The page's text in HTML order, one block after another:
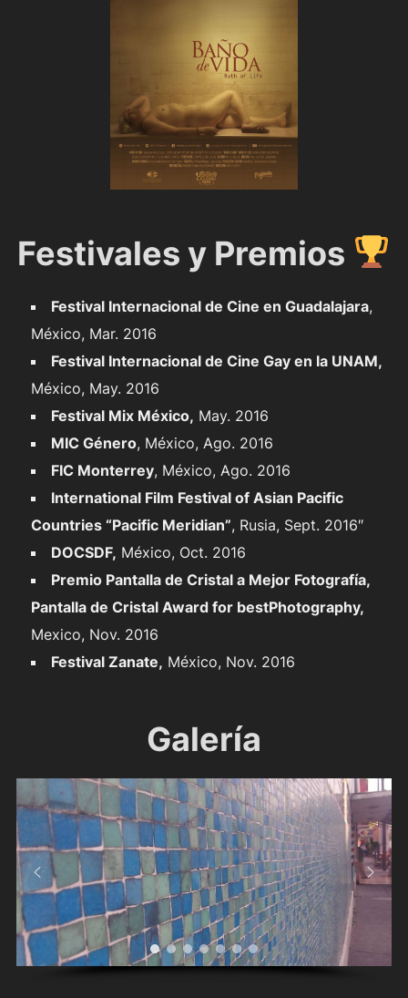
Festivales y Premios
Festival Internacional de Cine en Guadalajara,
México, Mar. 2016
Festival Internacional de Cine Gay en la UNAM,
México, May. 2016
Festival Mix México, May. 2016
MIC Género, México, Ago. 2016
FIC Monterrey, México, Ago. 2016
International Film Festival of Asian Pacific
Countries “Pacific Meridian”, Rusia, Sept. 2016″
DOCSDF, México, Oct. 2016
Premio Pantalla de Cristal a Mejor Fotografía,
Pantalla de Cristal Award for bestPhotography,
Mexico, Nov. 2016
Festival Zanate, México, Nov. 2016
Galería